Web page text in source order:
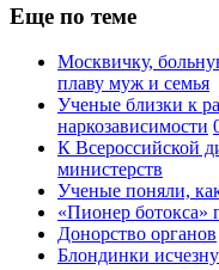
Еще по теме
Москвичку,
плаву муж и семья
Ученые близки к
наркозависимости
К Всероссийской
министерств
Ученые поняли,
«Пионер ботокса»
Донорство органов
Блондинки